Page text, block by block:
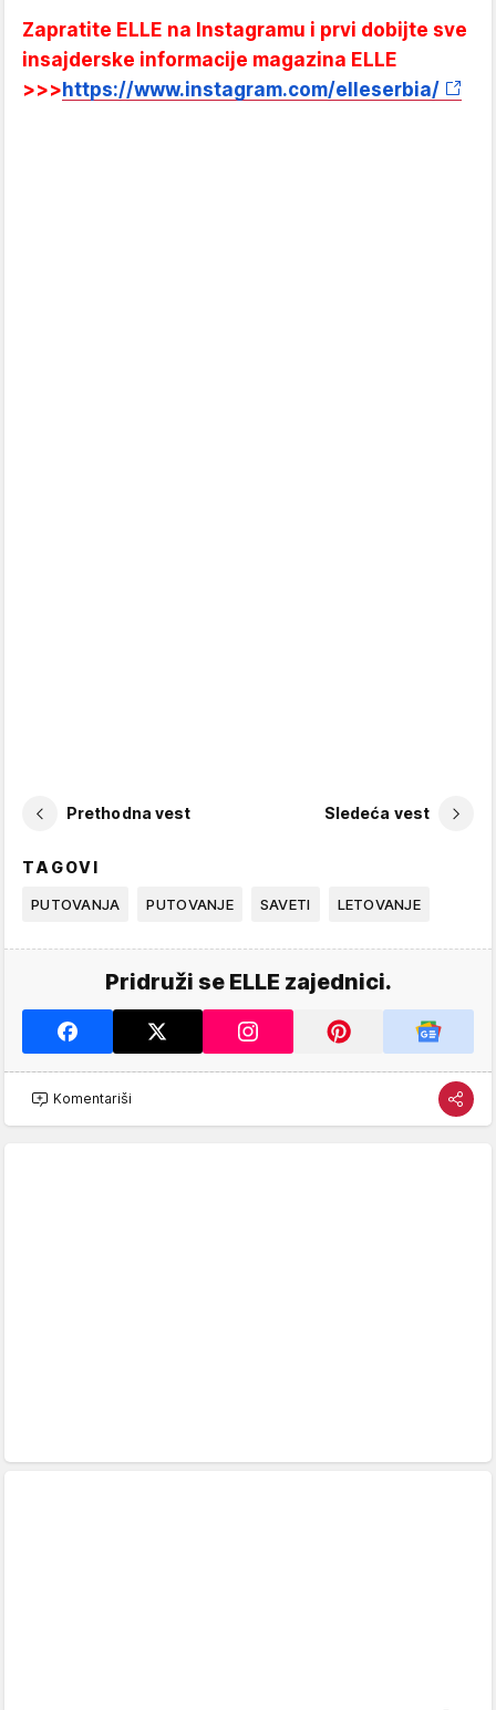
Zapratite ELLE na Instagramu i prvi dobijte sve
insajderske informacije magazina ELLE
>>>https://www.instagram.com/elleserbia/
Prethodna vest Sledeća vest
TAGOVI
PUTOVANJA PUTOVANJE SAVETI LETOVANJE
Pridruži se ELLE zajednici.
Komentariši